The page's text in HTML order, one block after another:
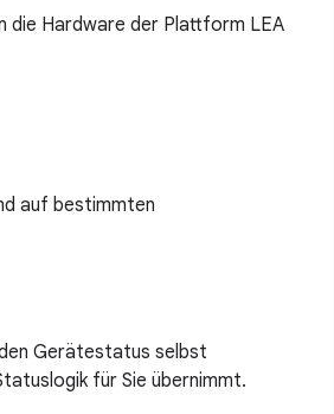
die Hardware der Plattform LEA
auf bestimmten
Gerätestatus selbst
für Sie übernimmt.